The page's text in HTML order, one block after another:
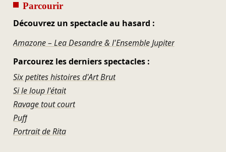
Parcourir
Découvrez un spectacle au hasard :
Amazone – Lea Desandre & l'Ensemble Jupiter
Parcourez les derniers spectacles :
Six petites histoires d'Art Brut
Si le loup l'était
Ravage tout court
Puff
Portrait de Rita